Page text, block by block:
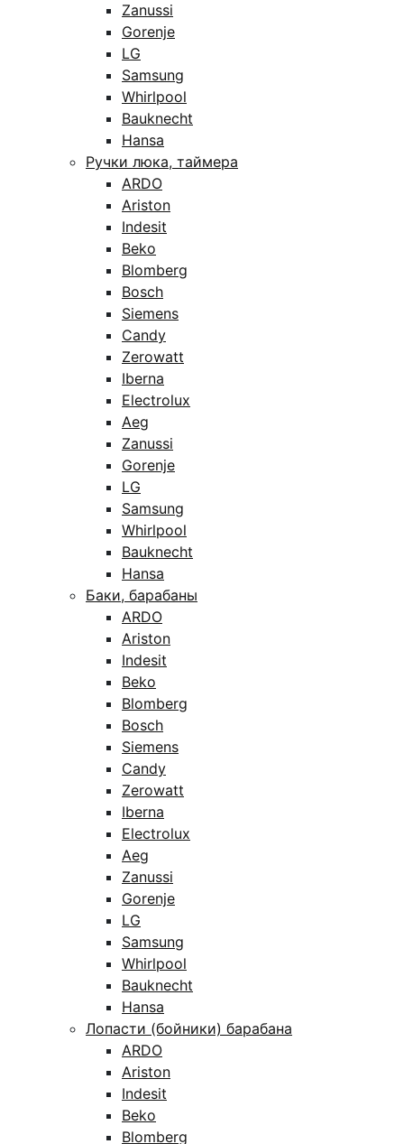
Zanussi
Gorenje
LG
Samsung
Whirlpool
Bauknecht
Hansa
Ручки люка, таймера
ARDO
Ariston
Indesit
Beko
Blomberg
Bosch
Siemens
Candy
Zerowatt
Iberna
Electrolux
Aeg
Zanussi
Gorenje
LG
Samsung
Whirlpool
Bauknecht
Hansa
Баки, барабаны
ARDO
Ariston
Indesit
Beko
Blomberg
Bosch
Siemens
Candy
Zerowatt
Iberna
Electrolux
Aeg
Zanussi
Gorenje
LG
Samsung
Whirlpool
Bauknecht
Hansa
Лопасти (бойники) барабана
ARDO
Ariston
Indesit
Beko
Blomberg